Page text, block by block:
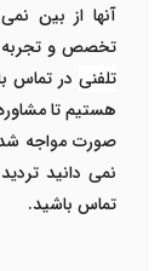
آنها از بین
تخصص و تجربه
تلفنی در تماس
هستیم تا
صورت مواجه
نمی دانید
تماس باشید.